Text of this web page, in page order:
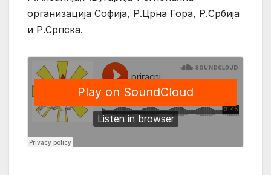
организација Софија, Р.Црна Гора, Р.Србија
и Р.Српска.